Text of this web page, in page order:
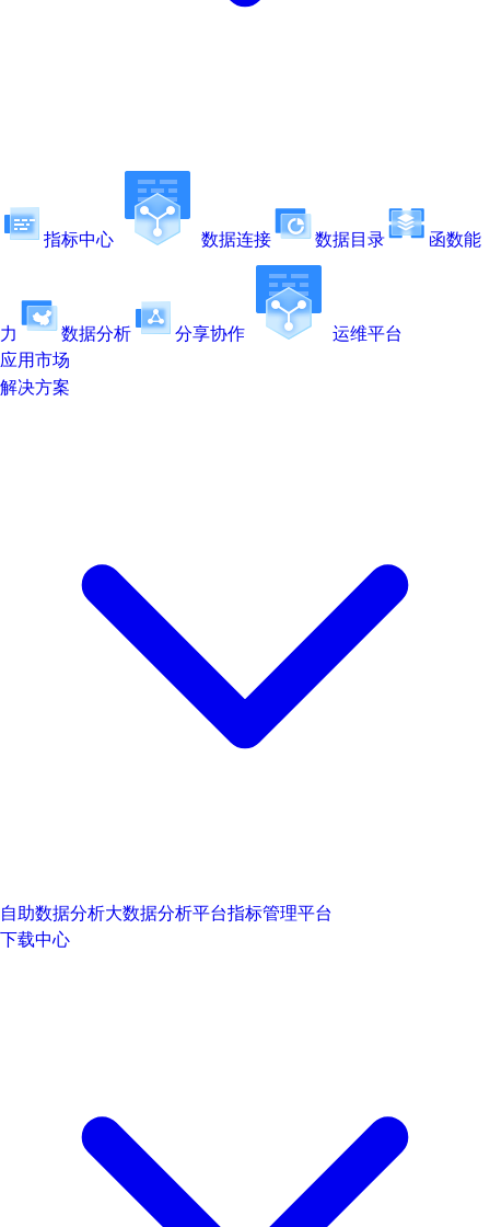
指标中心 数据连接 数据目录 函数能
力 数据分析 分享协作 运维平台
应用市场
解决方案
自助数据分析大数据分析平台指标管理平台
下载中心